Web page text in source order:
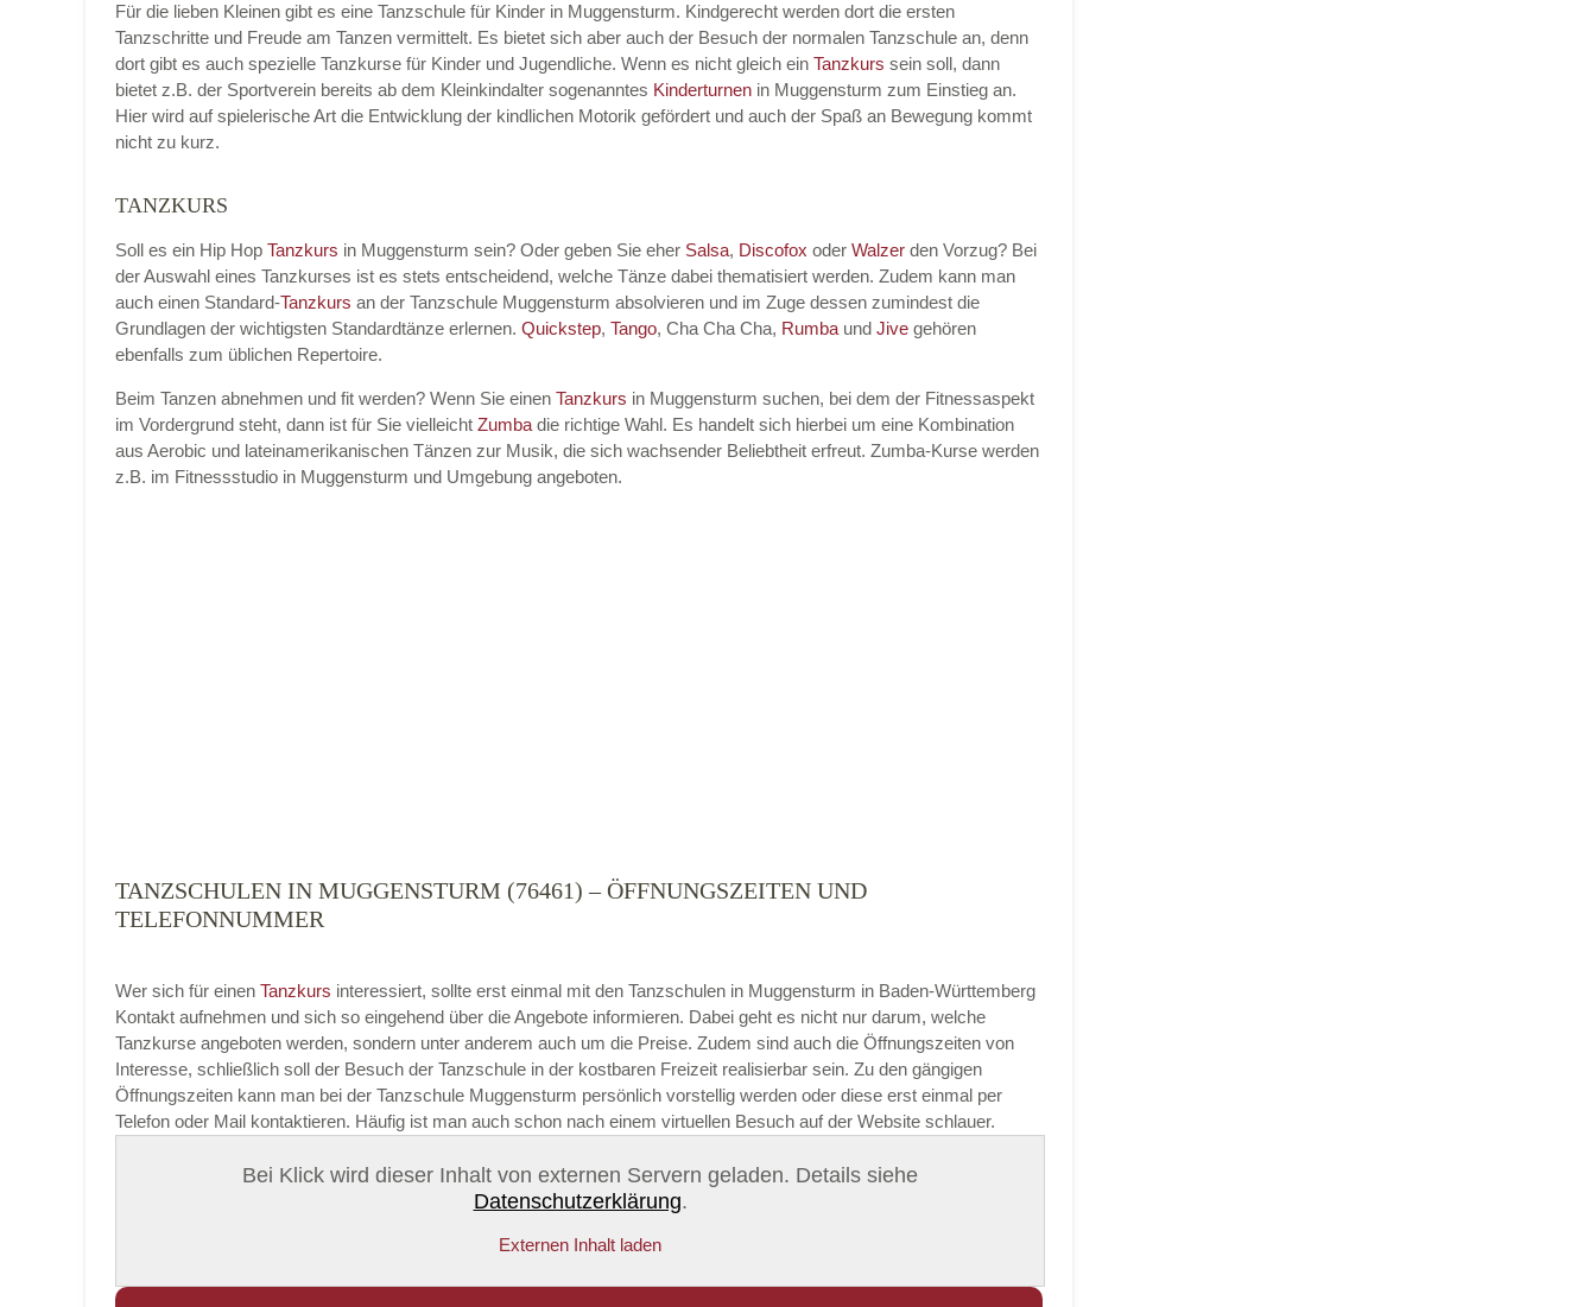
E-Mail*
Kontakt E-Mail
Kontakt Telefonnummer
Mit Absenden der Daten akzeptiere ich die
ABSENDEN
Für die lieben Kleinen gibt es eine Tanzschule für Kinder in Muggensturm. Kindgerecht werden dort die ersten
Tanzschritte und Freude am Tanzen vermittelt. Es bietet sich aber auch der Besuch der normalen Tanzschule an, denn
dort gibt es auch spezielle Tanzkurse für Kinder und Jugendliche. Wenn es nicht gleich ein Tanzkurs sein soll, dann
bietet z.B. der Sportverein bereits ab dem Kleinkindalter sogenanntes Kinderturnen in Muggensturm zum Einstieg an.
Hier wird auf spielerische Art die Entwicklung der kindlichen Motorik gefördert und auch der Spaß an Bewegung kommt
nicht zu kurz.
TANZKURS
Soll es ein Hip Hop Tanzkurs in Muggensturm sein? Oder geben Sie eher Salsa, Discofox oder Walzer den Vorzug? Bei
der Auswahl eines Tanzkurses ist es stets entscheidend, welche Tänze dabei thematisiert werden. Zudem kann man
auch einen Standard-Tanzkurs an der Tanzschule Muggensturm absolvieren und im Zuge dessen zumindest die
Grundlagen der wichtigsten Standardtänze erlernen. Quickstep, Tango, Cha Cha Cha, Rumba und Jive gehören
ebenfalls zum üblichen Repertoire.
Beim Tanzen abnehmen und fit werden? Wenn Sie einen Tanzkurs in Muggensturm suchen, bei dem der Fitnessaspekt
im Vordergrund steht, dann ist für Sie vielleicht Zumba die richtige Wahl. Es handelt sich hierbei um eine Kombination
aus Aerobic und lateinamerikanischen Tänzen zur Musik, die sich wachsender Beliebtheit erfreut. Zumba-Kurse werden
z.B. im Fitnessstudio in Muggensturm und Umgebung angeboten.
TANZSCHULEN IN MUGGENSTURM (76461) – ÖFFNUNGSZEITEN UND
TELEFONNUMMER
Wer sich für einen Tanzkurs interessiert, sollte erst einmal mit den Tanzschulen in Muggensturm in Baden-Württemberg
Kontakt aufnehmen und sich so eingehend über die Angebote informieren. Dabei geht es nicht nur darum, welche
Tanzkurse angeboten werden, sondern unter anderem auch um die Preise. Zudem sind auch die Öffnungszeiten von
Interesse, schließlich soll der Besuch der Tanzschule in der kostbaren Freizeit realisierbar sein. Zu den gängigen
Öffnungszeiten kann man bei der Tanzschule Muggensturm persönlich vorstellig werden oder diese erst einmal per
Telefon oder Mail kontaktieren. Häufig ist man auch schon nach einem virtuellen Besuch auf der Website schlauer.
Bei Klick wird dieser Inhalt von externen Servern geladen. Details siehe
Datenschutzerklärung.
Externen Inhalt laden